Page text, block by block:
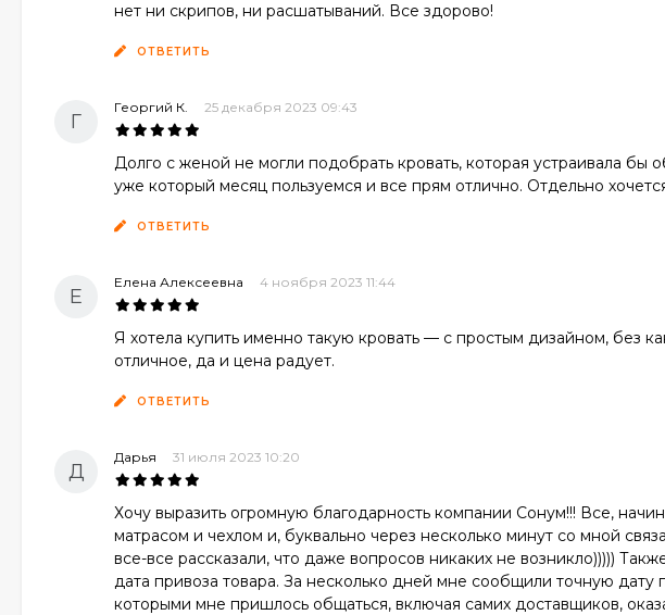
нет ни скрипов, ни расшатываний. Все здорово!
ОТВЕТИТЬ
Г
Георгий К. 25 декабря 2023 09:43
Долго с женой не могли подобрать кровать, которая устраивала бы
уже который месяц пользуемся и все прям отлично. Отдельно
ОТВЕТИТЬ
Е
Елена Алексеевна 4 ноября 2023 11:44
Я хотела купить именно такую кровать — с простым дизайном, без
отличное, да и цена радует.
ОТВЕТИТЬ
Д
Дарья 31 июля 2023 10:20
Хочу выразить огромную благодарность компании Сонум!!! Все,
матрасом и чехлом и, буквально через несколько минут со мной
все-все рассказали, что даже вопросов никаких не возникло)))))
дата привоза товара. За несколько дней мне сообщили точную
которыми мне пришлось общаться, включая самих доставщиков,